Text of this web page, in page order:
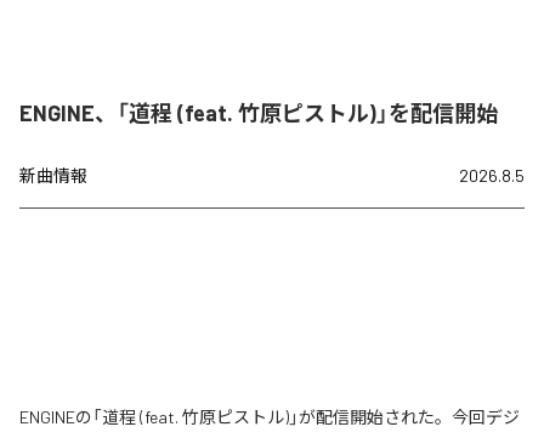
ENGINE、「道程 (feat. 竹原ピストル)」を配信開始
新曲情報 2026.8.5
ENGINEの「道程 (feat. 竹原ピストル)」が配信開始された。今回デジ